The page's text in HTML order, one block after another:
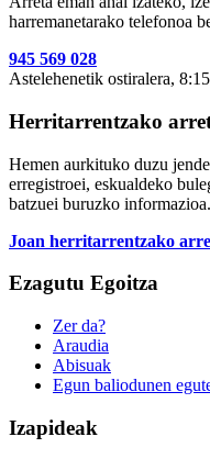
harremanetarako telefonoa
945 569 028
Astelehenetik ostiralera,
Herritarrentzako
Hemen aurkituko duzu
erregistroei, eskualdeko
batzuei buruzko informazioa.
Joan herritarrentzako
Ezagutu Egoitza
Zer da?
Araudia
Abisuak
Egun baliodunen
Izapideak